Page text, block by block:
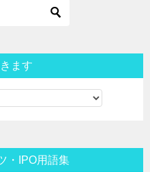
ます
・IPO用語集